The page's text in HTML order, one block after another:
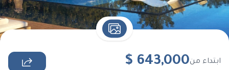
ابتداء من643,000
$